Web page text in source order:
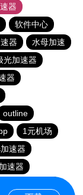
器
软件中心
器
水母加速
光加速器
器
outline
1元机场
速器
速器